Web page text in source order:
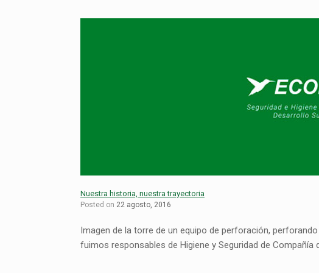
Nuestra historia, nuestra trayectoria
Posted on 22 agosto, 2016
Imagen de la torre de un equipo de perforación,
fuimos responsables de Higiene y Seguridad de Compañía